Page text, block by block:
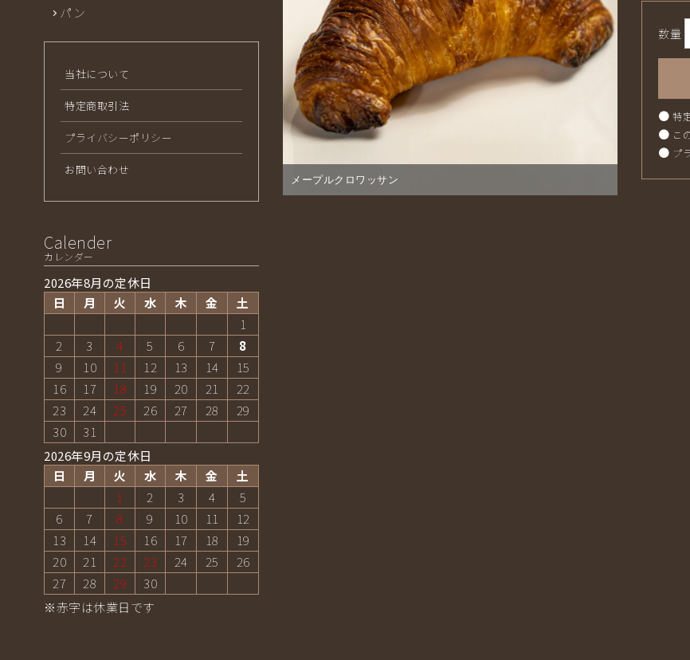
メープルクロワッサン
数量
●特
● こ
● プ
パン
当社について
特定商取引法
プライバシーポリシー
お問い合わせ
Calender
カレンダー
2026年8月の定休日
日
月 火 水 木 金
土
1
2
3 4 5 6 7
8
9
10 11 12 13 14
15
16
17 18 19 20 21
22
23
24 25 26 27 28
29
30
31
2026年9月の定休日
日
月 火 水 木 金
土
1
2 3 4
5
6
7 8 9 10 11
12
13
14 15 16 17 18
19
20
21 22 23 24 25
26
27
28 29
30
※赤字は休業日です